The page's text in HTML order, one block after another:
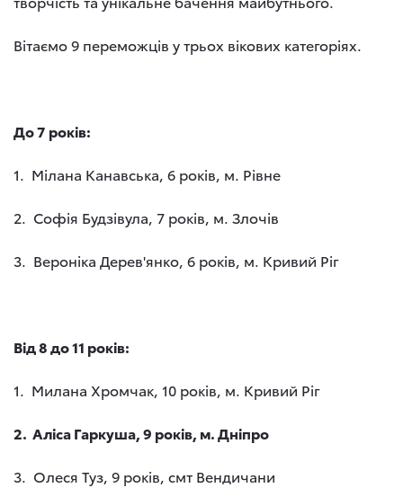
Вітаємо 9 переможців у трьох вікових категоріях.
До 7 років:
1. Мілана Канавська, 6 років, м. Рівне
2. Софія Будзівула, 7 років, м. Злочів
3. Вероніка Дерев'янко, 6 років, м. Кривий Ріг
Від 8 до 11 років:
1. Милана Хромчак, 10 років, м. Кривий Ріг
2. Аліса Гаркуша, 9 років, м. Дніпро
3. Олеся Туз, 9 років, смт Вендичани